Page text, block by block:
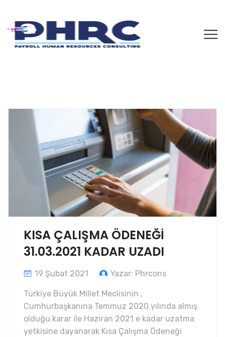
KISA ÇALIŞMA ÖDENEĞİ
31.03.2021 KADAR UZADI
19 Şubat 2021 Yazar: Phrcons
Türkiye Büyük Millet Meclisinin ,
Cumhurbaşkanına Temmuz 2020 yılında almış
olduğu karar ile Haziran 2021 e kadar uzatma
yetkisine dayanarak Kısa Çalışma Ödeneği